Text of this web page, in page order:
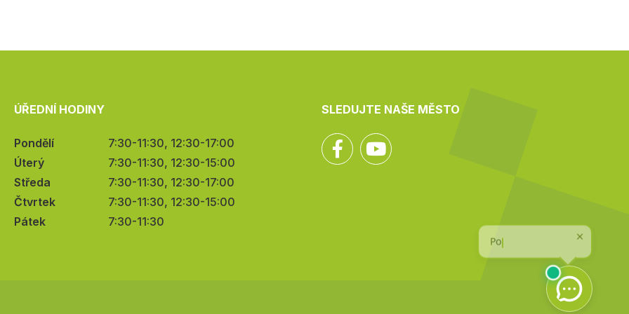
ÚŘEDNÍ HODINY
Pondělí
7:30-11:30, 12:30-17:00
Úterý
7:30-11:30, 12:30-15:00
Středa
7:30-11:30, 12:30-17:00
Čtvrtek
7:30-11:30, 12:30-15:00
Pátek
7:30-11:30
SLEDUJTE NAŠE MĚSTO
Facebook